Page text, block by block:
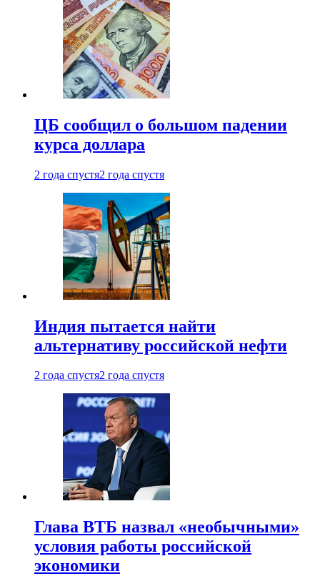
ЦБ сообщил о большом падении
курса доллара
2 года спустя2 года спустя
Индия пытается найти
альтернативу российской нефти
2 года спустя2 года спустя
Глава ВТБ назвал «необычными»
условия работы российской
экономики